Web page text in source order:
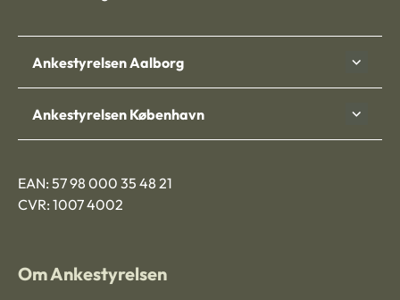
Ankestyrelsen Aalborg
Ankestyrelsen København
EAN: 57 98 000 35 48 21
CVR: 1007 4002
Om Ankestyrelsen